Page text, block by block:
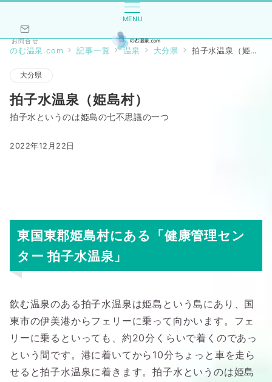
MENU
お問合せ
のむ温泉.com 記事一覧 温泉 大分県 拍子水温泉（姫島村）
大分県
拍子水温泉（姫島村）
拍子水というのは姫島の七不思議の一つ
2022年12月22日
東国東郡姫島村にある「健康管理セン
ター 拍子水温泉」
飲む温泉のある拍子水温泉は姫島という島にあり、国
東市の伊美港からフェリーに乗って向かいます。フェ
リーに乗るといっても、約20分くらいで着くのであっ
という間です。港に着いてから10分ちょっと車を走ら
せると拍子水温泉に着きます。拍子水というのは姫島